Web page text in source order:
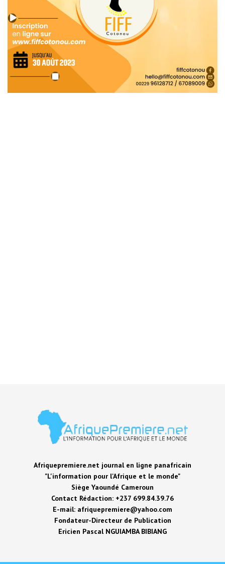
Afriquepremiere.net journal en ligne panafricain
"L'information pour l'Afrique et le monde"
Siège Yaoundé Cameroun
Contact Rédaction: +237 699.84.39.76
E-mail: afriquepremiere@yahoo.com
Fondateur-Directeur de Publication
Ericien Pascal NGUIAMBA BIBIANG